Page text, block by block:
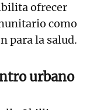
ofrecer
como
para la salud.
urbano